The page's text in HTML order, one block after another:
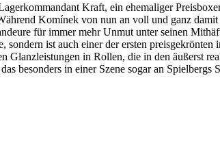
Kraft, ein ehemaliger
Komínek von nun an voll und ganz
für immer mehr Unmut unter seinen
ist auch einer der ersten
in Rollen, die in den äußerst
besonders in einer Szene sogar an